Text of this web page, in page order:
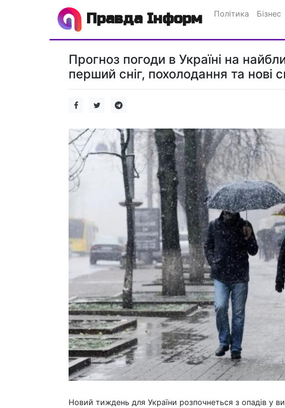
Правда Інформ Політика Бізнес
Прогноз погоди в Україні на
перший сніг, похолодання та нові
Новий тиждень для України розпочнеться з опадів у